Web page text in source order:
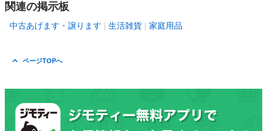
関連の掲示板
中古あげます・譲ります 生活雑貨 家庭用品
ページTOPへ